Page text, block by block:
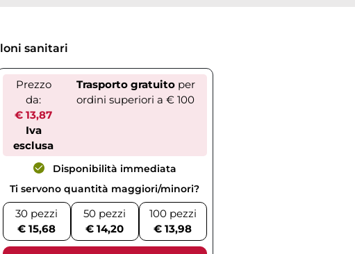
sanitari
Prezzo
da:
€ 13,87
Iva
esclusa
Trasporto gratuitoper
ordini superiori a € 100
Disponibilità immediata
Ti servono quantità maggiori/minori?
30 pezzi
€ 15,68
50 pezzi
€ 14,20
100 pezzi
€ 13,98